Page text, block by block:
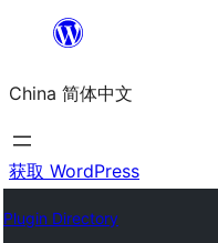
内
容
China 简体中文
获取 WordPress
Plugin Directory